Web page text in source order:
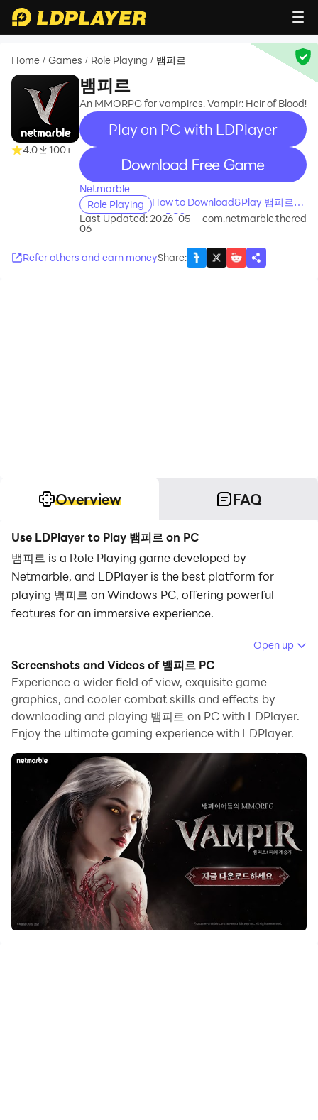
Home / Games / Role Playing / 뱀피르
4.0 100+
뱀피르
An MMORPG for vampires. Vampir: Heir of Blood!
Play on PC with LDPlayer
recommend
Netmarble
Role Playing
How to Download&Play 뱀피르
on PC?
Last Updated: 2026-05-
06
com.netmarble.thered
Refer others and earn moneyShare:
Overview FAQ
Use LDPlayer to Play 뱀피르 on PC
뱀피르 is a Role Playing game developed by
Netmarble, and LDPlayer is the best platform for
playing 뱀피르 on Windows PC, offering powerful
features for an immersive experience.
When playing 뱀피르 on PC, as a new player looking to
start with a fresh account, the multi-instance and sync
features are extremely useful for rerolls. You can use
them to run multiple instances and begin the
synchronization process. Bind your account until you
draw the desired heroes.
In addition, operation recorder is great for games that
require you to level up and complete tasks! Run the
sync and record your actions, then repeat the main
instance's actions in real-time. By doing so, you can
run 2 or more accounts simultaneously. You can
always get the heroes you want before others by
faster rerolls and more efficient summoning! Start
downloading and playing 뱀피르 on your computer
now!
Open up
Screenshots and Videos of 뱀피르 PC
Experience a wider field of view, exquisite game
graphics, and cooler combat skills and effects by
downloading and playing 뱀피르 on PC with LDPlayer.
Enjoy the ultimate gaming experience with LDPlayer.